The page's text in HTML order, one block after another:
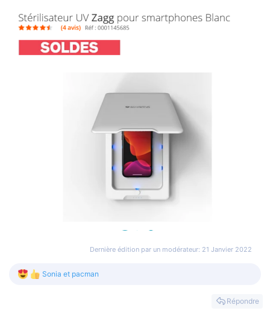
Dernière édition par un modérateur: 21 Janvier 2022
L
Sonia et pacman
Répondre